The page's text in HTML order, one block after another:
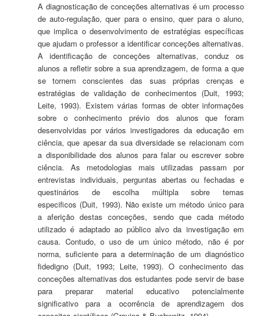
A diagnosticação de conceções alternativas é um processo
de auto-regulação, quer para o ensino, quer para o aluno,
que implica o desenvolvimento de estratégias específicas
que ajudam o professor a identificar conceções alternativas.
A identificação de conceções alternativas, conduz os
alunos a refletir sobre a sua aprendizagem, de forma a que
se tornem conscientes das suas próprias crenças e
estratégias de validação de conhecimentos (Duit, 1993;
Leite, 1993). Existem várias formas de obter informações
sobre o conhecimento prévio dos alunos que foram
desenvolvidas por vários investigadores da educação em
ciência, que apesar da sua diversidade se relacionam com
a disponibilidade dos alunos para falar ou escrever sobre
ciência. As metodologias mais utilizadas passam por
entrevistas individuais, perguntas abertas ou fechadas e
questinários de escolha múltipla sobre temas
especificos (Duit, 1993). Não existe um método único para
a aferição destas conceções, sendo que cada método
utilizado é adaptado ao público alvo da investigação em
causa. Contudo, o uso de um único método, não é por
norma, suficiente para a determinação de um diagnóstico
fidedigno (Duit, 1993; Leite, 1993). O conhecimento das
conceções alternativas dos estudantes pode servir de base
para preparar material educativo potencialmente
significativo para a ocorrência de aprendizagem dos